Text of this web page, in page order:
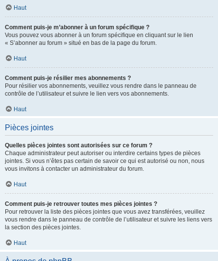
Haut
Comment puis-je m’abonner à un forum spécifique ?
Vous pouvez vous abonner à un forum spécifique en cliquant sur le lien
« S’abonner au forum » situé en bas de la page du forum.
Haut
Comment puis-je résilier mes abonnements ?
Pour résilier vos abonnements, veuillez vous rendre dans le panneau de
contrôle de l’utilisateur et suivre le lien vers vos abonnements.
Haut
Pièces jointes
Quelles pièces jointes sont autorisées sur ce forum ?
Chaque administrateur peut autoriser ou interdire certains types de pièces
jointes. Si vous n’êtes pas certain de savoir ce qui est autorisé ou non, nous
vous invitons à contacter un administrateur du forum.
Haut
Comment puis-je retrouver toutes mes pièces jointes ?
Pour retrouver la liste des pièces jointes que vous avez transférées, veuillez
vous rendre dans le panneau de contrôle de l’utilisateur et suivre les liens vers
la section des pièces jointes.
Haut